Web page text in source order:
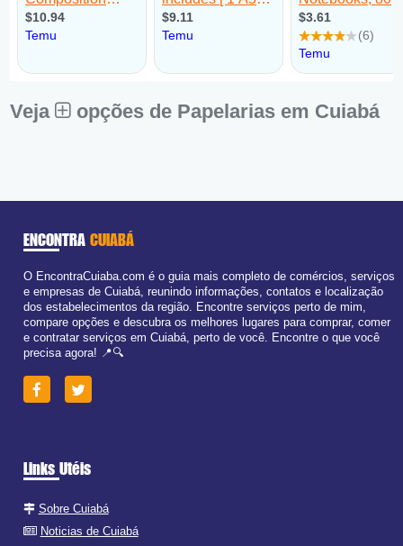
Veja opções de Papelarias em Cuiabá
ENCONTRA CUIABÁ
O EncontraCuiaba.com é o guia mais completo de comércios, serviços
e empresas de Cuiabá, reunindo informações, contatos e localização
dos estabelecimentos da região. Encontre serviços perto de mim,
compare opções e descubra os melhores lugares para comprar, comer
e contratar serviços em Cuiabá, perto de você. Encontre o que você
precisa agora! 📍🔍
Links Utéis
Sobre Cuiabá
Noticias de Cuiabá